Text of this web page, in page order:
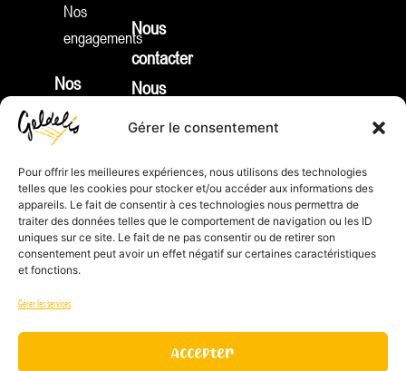
Gérer le consentement
Pour offrir les meilleures expériences, nous utilisons des technologies
telles que les cookies pour stocker et/ou accéder aux informations des
appareils. Le fait de consentir à ces technologies nous permettra de
traiter des données telles que le comportement de navigation ou les ID
uniques sur ce site. Le fait de ne pas consentir ou de retirer son
consentement peut avoir un effet négatif sur certaines caractéristiques
et fonctions.
Gérer les services
Accepter
Nos
engagements
Nos
produits
Apéritifs
Tartes
&
Cie
Gamme
sucrée
Nous
contacter
Nous
rejoindre
Identifiant
REP :
FR212132_01JTNV
Index
d’égalité
Femme